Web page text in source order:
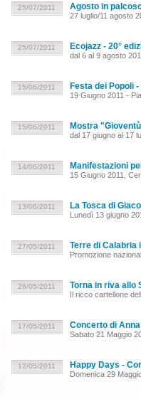
25/07/2011 Agosto in
27 luglio/11 agosto
25/07/2011 Ecojazz - 20°
dal 6 al 9 agosto
15/06/2011 Festa dei Popoli
19 Giugno 2011 -
15/06/2011 Mostra
dal 17 giugno al 17
14/06/2011 Manifestazioni
15 Giugno 2011,
13/06/2011 La Tosca di
Lunedì 13 giugno
27/05/2011 Terre di Calabria
Promozione
26/05/2011 Torna in riva allo
Il ricco cartellone
17/05/2011 Concerto di
Sabato 21 Maggio
12/05/2011 Happy Days -
Domenica 29